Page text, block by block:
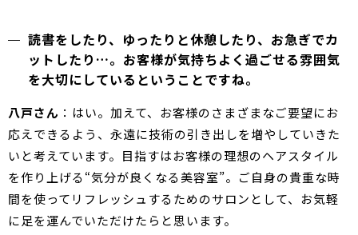
読書をしたり、ゆったりと休憩したり、お急ぎでカ
ットしたり…。お客様が気持ちよく過ごせる雰囲気
を大切にしているということですね。
八戸さん ：はい。加えて、お客様のさまざまなご要望にお
応えできるよう、永遠に技術の引き出しを増やしていきた
いと考えています。目指すはお客様の理想のヘアスタイル
を作り上げる“気分が良くなる美容室”。ご自身の貴重な時
間を使ってリフレッシュするためのサロンとして、お気軽
に足を運んでいただけたらと思います。